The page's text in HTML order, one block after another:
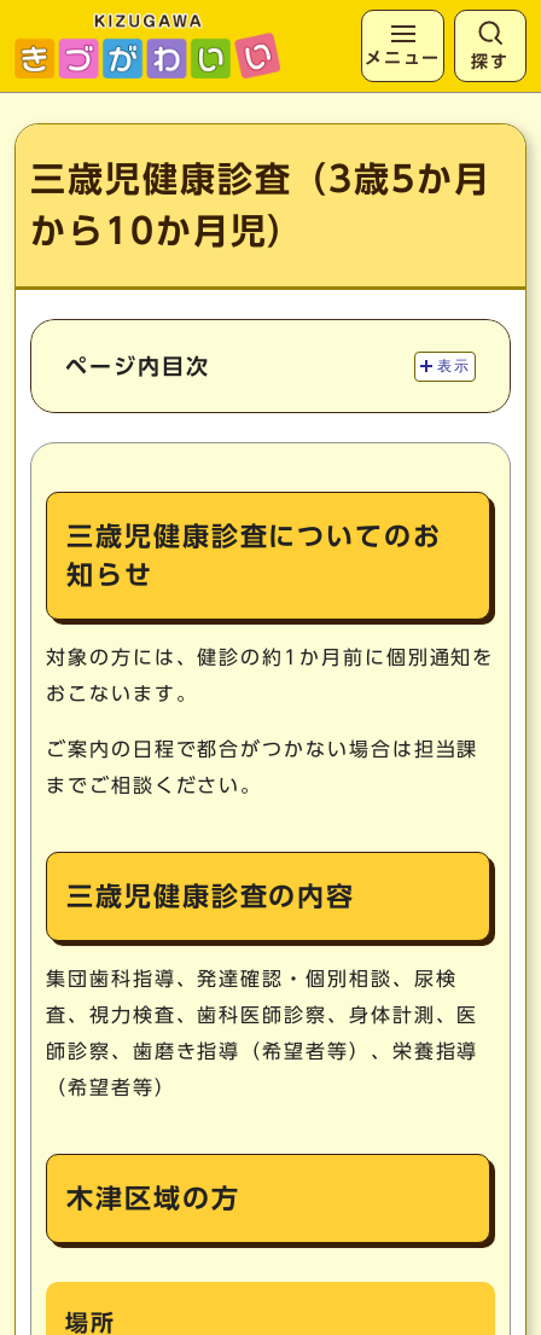
ページの先頭です
メニュー 探す
ここから本文です
三歳児健康診査（3歳5か月
から10か月児）
ページ内目次 表示
三歳児健康診査についてのお
知らせ
対象の方には、健診の約1か月前に個別通知を
おこないます。
ご案内の日程で都合がつかない場合は担当課
までご相談ください。
三歳児健康診査の内容
集団歯科指導、発達確認・個別相談、尿検
査、視力検査、歯科医師診察、身体計測、医
師診察、歯磨き指導（希望者等）、栄養指導
（希望者等）
木津区域の方
場所